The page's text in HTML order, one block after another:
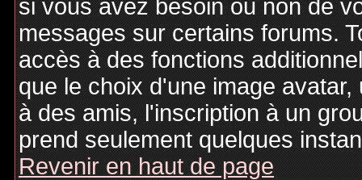
si vous avez besoin ou non de
messages sur certains forums.
accès à des fonctions
que le choix d'une image
à des amis, l'inscription à un
prend seulement quelques
Revenir en haut de page